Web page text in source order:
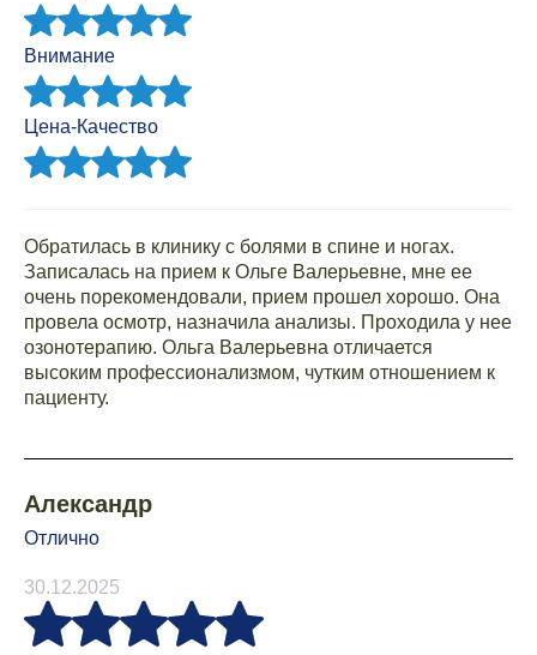
Внимание
Цена-Качество
Обратилась в клинику с болями в спине и ногах.
Записалась на прием к Ольге Валерьевне, мне ее
очень порекомендовали, прием прошел хорошо. Она
провела осмотр, назначила анализы. Проходила у нее
озонотерапию. Ольга Валерьевна отличается
высоким профессионализмом, чутким отношением к
пациенту.
Александр
Отлично
30.12.2025